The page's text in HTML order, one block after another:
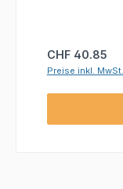
Regulärer Preis:
CHF 40.85
Preise inkl.